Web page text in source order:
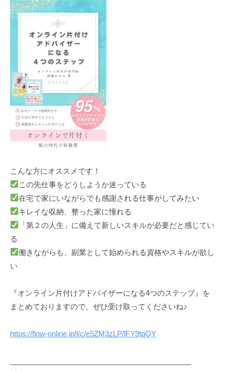
こんな方にオススメです！
この先仕事をどうしようか迷っている
在宅で家にいながらでも感謝される仕事がしてみたい
キレイな収納、整った家に憧れる
「第２の人生」に備えて新しいスキルが必要だと感じてい
る
働きながらも、副業として始められる資格やスキルが欲し
い
『オンライン片付けアドバイザーになる4つのステップ』を
まとめておりますので、ぜひ受け取ってくださいね♪
https://flow-online.jp/l/c/e5ZM3zLP/lFY9tpQY